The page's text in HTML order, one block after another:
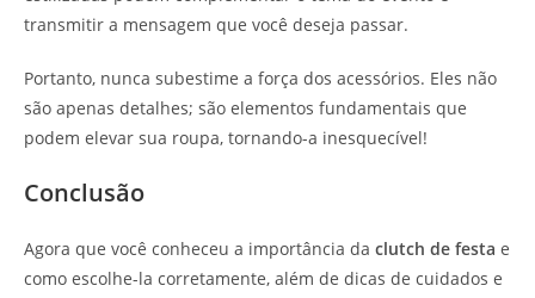
transmitir a mensagem que você deseja passar.
Portanto, nunca subestime a força dos acessórios. Eles não
são apenas detalhes; são elementos fundamentais que
podem elevar sua roupa, tornando-a inesquecível!
Conclusão
Agora que você conheceu a importância da clutch de festa e
como escolhe-la corretamente, além de dicas de cuidados e